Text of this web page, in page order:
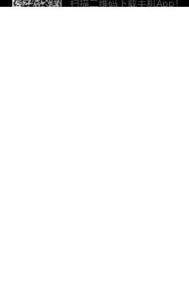
扫描二维码下载手机App！